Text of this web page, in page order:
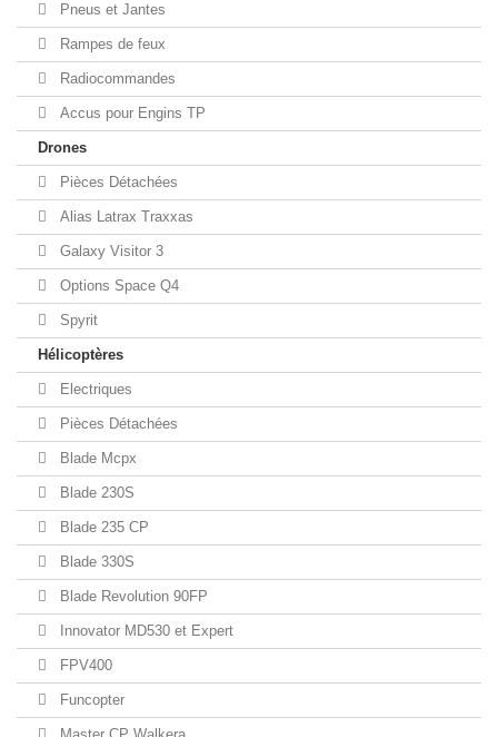
Pneus et Jantes
Rampes de feux
Radiocommandes
Accus pour Engins TP
Drones
Pièces Détachées
Alias Latrax Traxxas
Galaxy Visitor 3
Options Space Q4
Spyrit
Hélicoptères
Electriques
Pièces Détachées
Blade Mcpx
Blade 230S
Blade 235 CP
Blade 330S
Blade Revolution 90FP
Innovator MD530 et Expert
FPV400
Funcopter